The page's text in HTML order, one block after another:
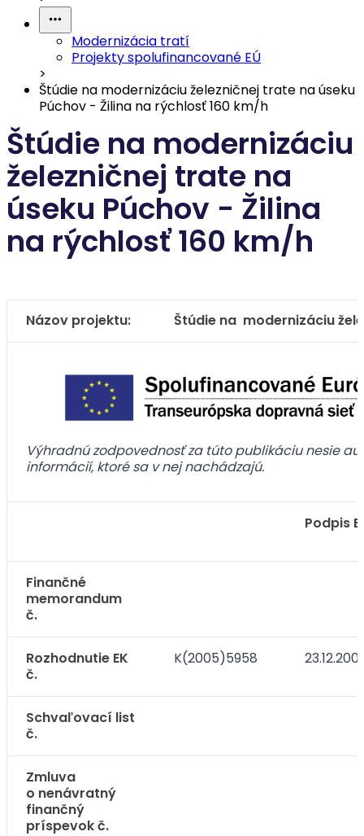
Modernizácia tratí
Projekty spolufinancované EÚ
>
Štúdie na modernizáciu železničnej trate na úseku
Púchov - Žilina na rýchlosť 160 km/h
Štúdie na modernizáciu
železničnej trate na
úseku Púchov - Žilina
na rýchlosť 160 km/h
Názov projektu: Štúdie na modernizáciu
Výhradnú zodpovednosť za túto publikáciu nesie
informácií, ktoré sa v nej nachádzajú.
Podpis
Finančné
memorandum
č.
Rozhodnutie EK
č.
K(2005)5958
Schvaľovací list
č.
Zmluva
o nenávratný
finančný
príspevok č.